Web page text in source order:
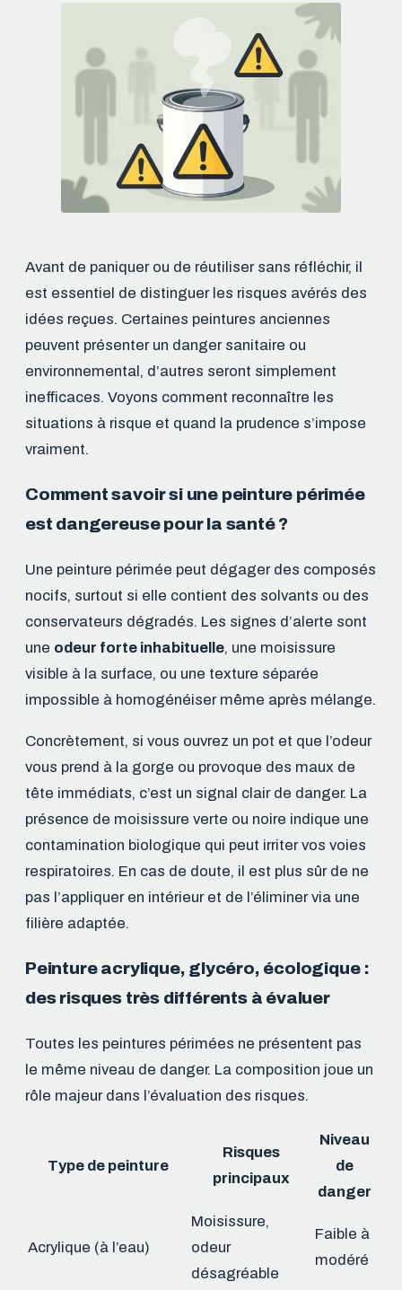
Avant de paniquer ou de réutiliser sans réfléchir, il
est essentiel de distinguer les risques avérés des
idées reçues. Certaines peintures anciennes
peuvent présenter un danger sanitaire ou
environnemental, d’autres seront simplement
inefficaces. Voyons comment reconnaître les
situations à risque et quand la prudence s’impose
vraiment.
Comment savoir si une peinture périmée
est dangereuse pour la santé ?
Une peinture périmée peut dégager des composés
nocifs, surtout si elle contient des solvants ou des
conservateurs dégradés. Les signes d’alerte sont
une odeur forte inhabituelle, une moisissure
visible à la surface, ou une texture séparée
impossible à homogénéiser même après mélange.
Concrètement, si vous ouvrez un pot et que l’odeur
vous prend à la gorge ou provoque des maux de
tête immédiats, c’est un signal clair de danger. La
présence de moisissure verte ou noire indique une
contamination biologique qui peut irriter vos voies
respiratoires. En cas de doute, il est plus sûr de ne
pas l’appliquer en intérieur et de l’éliminer via une
filière adaptée.
Peinture acrylique, glycéro, écologique :
des risques très différents à évaluer
Toutes les peintures périmées ne présentent pas
le même niveau de danger. La composition joue un
rôle majeur dans l’évaluation des risques.
Type de peinture
Risques
principaux
Niveau
de
danger
Acrylique (à l’eau)
Moisissure,
odeur
désagréable
Faible à
modéré